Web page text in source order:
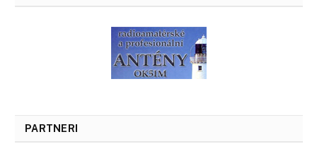
PARTNERI